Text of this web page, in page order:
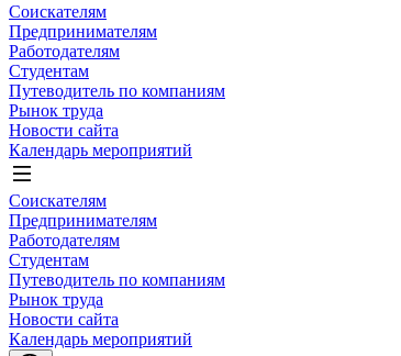
Соискателям
Предпринимателям
Работодателям
Студентам
Путеводитель по компаниям
Рынок труда
Новости сайта
Календарь мероприятий
Соискателям
Предпринимателям
Работодателям
Студентам
Путеводитель по компаниям
Рынок труда
Новости сайта
Календарь мероприятий